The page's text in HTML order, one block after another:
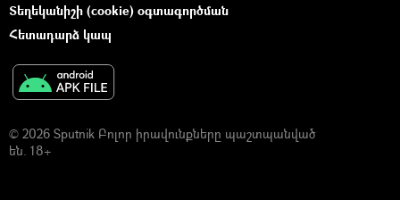
Տեղեկանիշի (cookie) օգտագործման
Հետադարձ կապ
© 2026 Sputnik Բոլոր իրավունքները պաշտպանված
են. 18+